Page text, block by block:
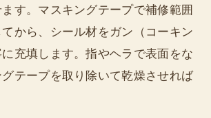
す。マスキングテープで補修範囲
から、シール材をガン（コーキン
充填します。指やヘラで表面をな
テープを取り除いて乾燥させれば